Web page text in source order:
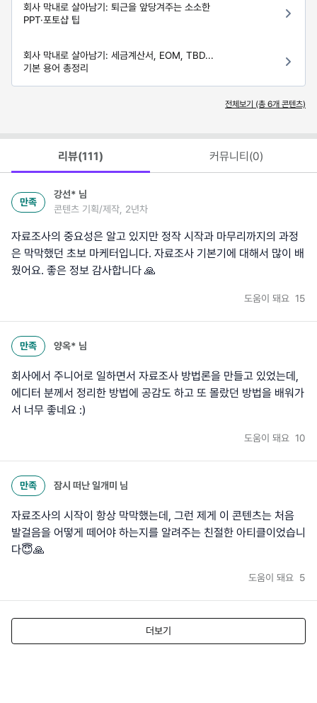
회사 막내로 살아남기: 퇴근을 앞당겨주는 소소한
PPT·포토샵 팁
회사 막내로 살아남기: 세금계산서, EOM, TBD...
기본 용어 총정리
전체보기 (총 6개 콘텐츠)
리뷰(111) 커뮤니티(0)
만족
강선* 님
콘텐츠 기획/제작, 2년차
자료조사의 중요성은 알고 있지만 정작 시작과 마무리까지의 과정
은 막막했던 초보 마케터입니다. 자료조사 기본기에 대해서 많이 배
웠어요. 좋은 정보 감사합니다 🙏
도움이 돼요 15
만족 양옥* 님
회사에서 주니어로 일하면서 자료조사 방법론을 만들고 있었는데,
에디터 분께서 정리한 방법에 공감도 하고 또 몰랐던 방법을 배워가
서 너무 좋네요 :)
도움이 돼요 10
만족 잠시 떠난 일개미 님
자료조사의 시작이 항상 막막했는데, 그런 제게 이 콘텐츠는 처음
발걸음을 어떻게 떼어야 하는지를 알려주는 친절한 아티클이었습니
다😇🙏
도움이 돼요 5
더보기